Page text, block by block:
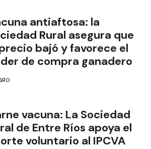
antiaftosa: la
Rural asegura que
bajó y favorece el
de compra ganadero
vacuna: La Sociedad
de Entre Ríos apoya el
voluntario al IPCVA